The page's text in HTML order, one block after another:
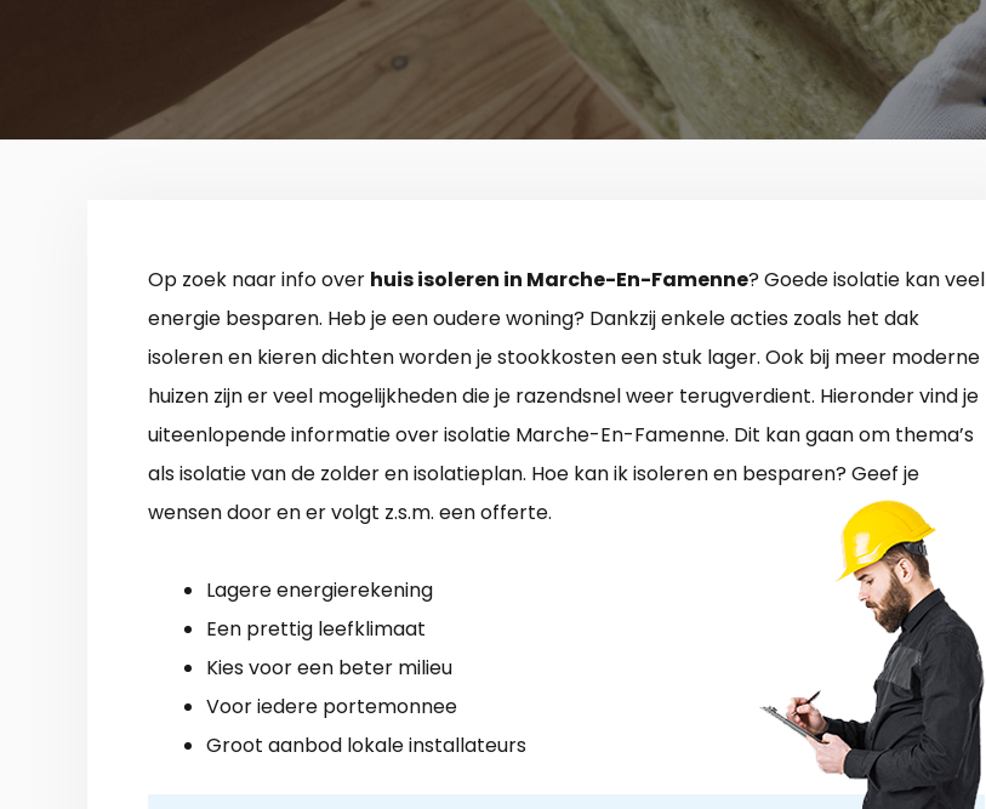
Op zoek naar info over huis isoleren in Marche-En-Famenne? Goede isolatie kan veel
energie besparen. Heb je een oudere woning? Dankzij enkele acties zoals het dak
isoleren en kieren dichten worden je stookkosten een stuk lager. Ook bij meer moderne
huizen zijn er veel mogelijkheden die je razendsnel weer terugverdient. Hieronder vind je
uiteenlopende informatie over isolatie Marche-En-Famenne. Dit kan gaan om thema’s
als isolatie van de zolder en isolatieplan. Hoe kan ik isoleren en besparen? Geef je
wensen door en er volgt z.s.m. een offerte.
Lagere energierekening
Een prettig leefklimaat
Kies voor een beter milieu
Voor iedere portemonnee
Groot aanbod lokale installateurs